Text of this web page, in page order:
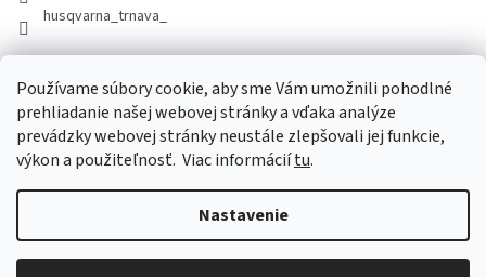
Používame súbory cookie, aby sme Vám umožnili pohodlné
prehliadanie našej webovej stránky a vďaka analýze
prevádzky webovej stránky neustále zlepšovali jej funkcie,
výkon a použiteľnosť. Viac informáciítu.
Nastavenie
husqvarna_trnava_
Facebook
Vytvoril Shoptet